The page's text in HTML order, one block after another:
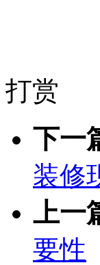
打赏
下一
装修
上一
要性